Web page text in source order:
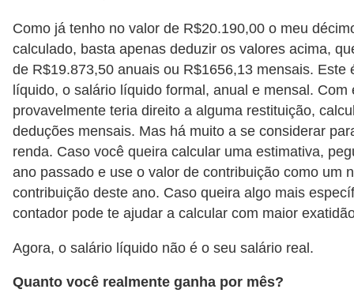
Como já tenho no valor de R$20.190,00 o meu
calculado, basta apenas deduzir os valores acima,
de R$19.873,50 anuais ou R$1656,13 mensais. Este
líquido, o salário líquido formal, anual e mensal. Com
provavelmente teria direito a alguma restituição,
deduções mensais. Mas há muito a se considerar
renda. Caso você queira calcular uma estimativa,
ano passado e use o valor de contribuição como um
contribuição deste ano. Caso queira algo mais
contador pode te ajudar a calcular com maior
Agora, o salário líquido não é o seu salário real.
Quanto você realmente ganha por mês?